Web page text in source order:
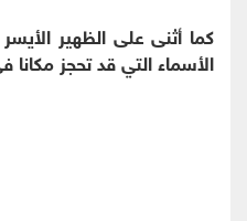
كما أثنى على الظهير
الأسماء التي قد تحجز